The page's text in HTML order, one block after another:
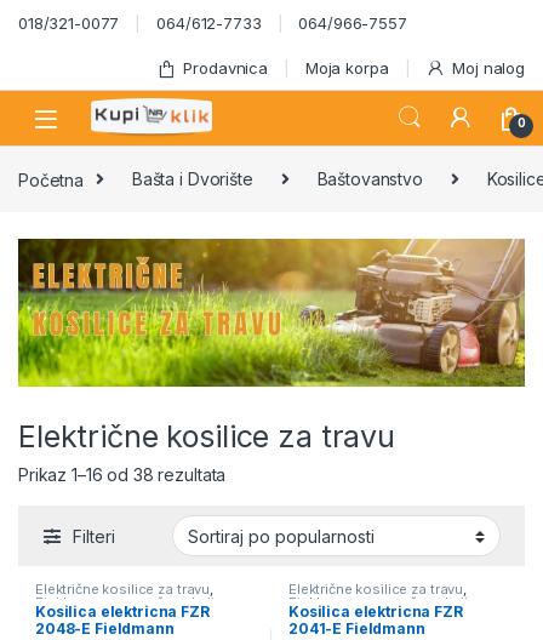
Skip to navigation
Skip to content
018/321-0077 064/612-7733 064/966-7557
Prodavnica Moja korpa Moj nalog
0
Početna Bašta i Dvorište Baštovanstvo
Električne kosilice za travu
Prikaz 1–16 od 38 rezultata
Filteri
Električne kosilice za travu,
Fieldmann - mesečna akcija
Kosilice za travu
Kosilica elektricna FZR
2048-E Fieldmann
Električne kosilice za travu,
Fieldmann - mesečna akcija
Kosilice za travu
Kosilica elektricna FZR
2041-E Fieldmann